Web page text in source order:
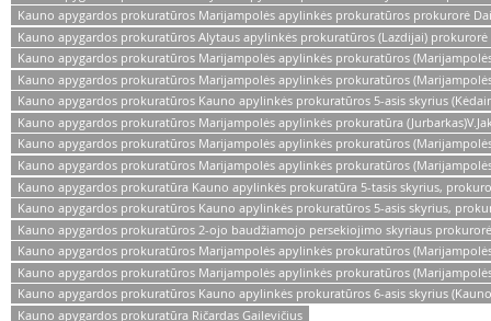
Kauno apygardos prokuratūros Marijampolės apylinkės prokuratūros prokurorė
Kauno apygardos prokuratūros Alytaus apylinkės prokuratūros (Lazdijai) prokurorė
Kauno apygardos prokuratūros Marijampolės apylinkės prokuratūros
Kauno apygardos prokuratūros Marijampolės apylinkės prokuratūros
Kauno apygardos prokuratūros Kauno apylinkės prokuratūros 5-asis skyrius
Kauno apygardos prokuratūros Marijampolės apylinkės prokuratūra
Kauno apygardos prokuratūros Marijampolės apylinkės prokuratūros
Kauno apygardos prokuratūros Marijampolės apylinkės prokuratūros
Kauno apygardos prokuratūra Kauno apylinkės prokuratūra 5-tasis skyrius,
Kauno apygardos prokuratūros Kauno apylinkės prokuratūros 5-asis skyrius,
Kauno apygardos prokuratūros 2-ojo baudžiamojo persekiojimo skyriaus
Kauno apygardos prokuratūros Marijampolės apylinkės prokuratūros
Kauno apygardos prokuratūros Marijampolės apylinkės prokuratūros
Kauno apygardos prokuratūros Kauno apylinkės prokuratūros 6-asis skyrius
Kauno apygardos prokuratūra Ričardas Gailevičius